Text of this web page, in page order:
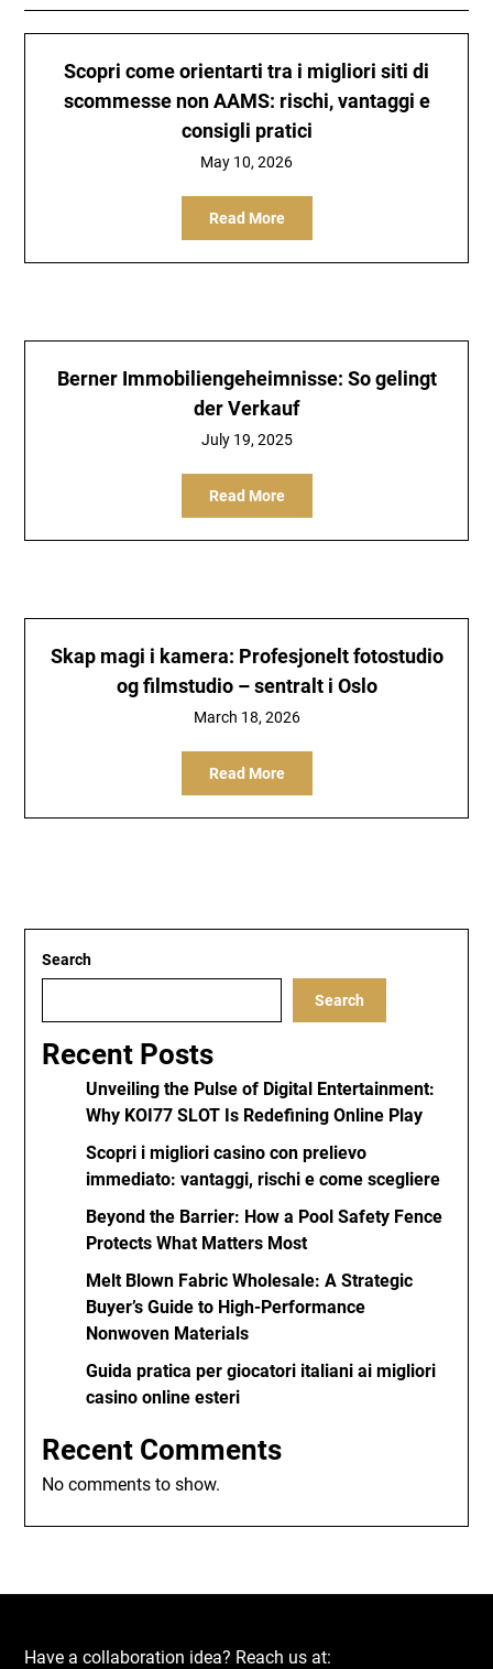
Scopri come orientarti tra i migliori siti di
scommesse non AAMS: rischi, vantaggi e
consigli pratici
May 10, 2026
Read More
Berner Immobiliengeheimnisse: So gelingt
der Verkauf
July 19, 2025
Read More
Skap magi i kamera: Profesjonelt fotostudio
og filmstudio – sentralt i Oslo
March 18, 2026
Read More
Search
Search
Recent Posts
Unveiling the Pulse of Digital Entertainment:
Why KOI77 SLOT Is Redefining Online Play
Scopri i migliori casino con prelievo
immediato: vantaggi, rischi e come scegliere
Beyond the Barrier: How a Pool Safety Fence
Protects What Matters Most
Melt Blown Fabric Wholesale: A Strategic
Buyer’s Guide to High-Performance
Nonwoven Materials
Guida pratica per giocatori italiani ai migliori
casino online esteri
Recent Comments
No comments to show.
Have a collaboration idea? Reach us at: